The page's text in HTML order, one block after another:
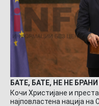
БАТЕ, БАТЕ, НЕ НЕ
Кочи Христијане и
најповластена нација на